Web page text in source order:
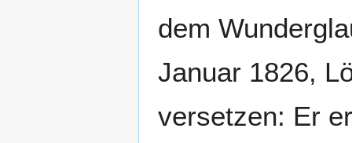
dem
Januar 1826,
versetzen: Er